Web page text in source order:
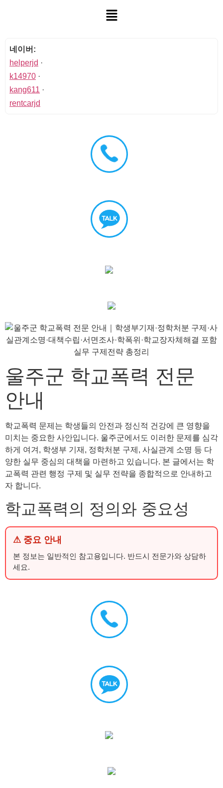
네이버:
helperjd ·
k14970 ·
kang611 ·
rentcarjd
울주군 학교폭력 전문
안내
학교폭력 문제는 학생들의 안전과 정신적 건강에 큰 영향을
미치는 중요한 사안입니다. 울주군에서도 이러한 문제를 심각
하게 여겨, 학생부 기재, 정학처분 구제, 사실관계 소명 등 다
양한 실무 중심의 대책을 마련하고 있습니다. 본 글에서는 학
교폭력 관련 행정 구제 및 실무 전략을 종합적으로 안내하고
자 합니다.
학교폭력의 정의와 중요성
⚠ 중요 안내
본 정보는 일반적인 참고용입니다. 반드시 전문가와 상담하
세요.